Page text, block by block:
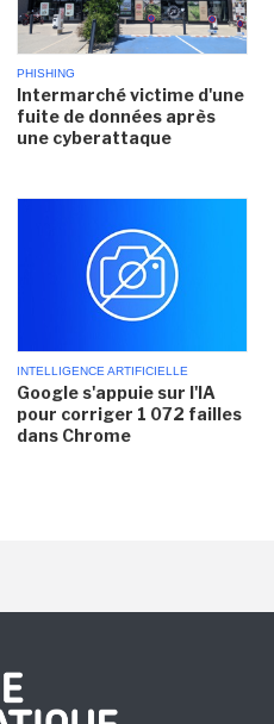
PHISHING
Intermarché victime d'une
fuite de données après
une cyberattaque
INTELLIGENCE ARTIFICIELLE
Google s'appuie sur l'IA
pour corriger 1 072 failles
dans Chrome